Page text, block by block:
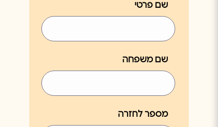
שם פרטי
שם משפחה
מספר לחזרה